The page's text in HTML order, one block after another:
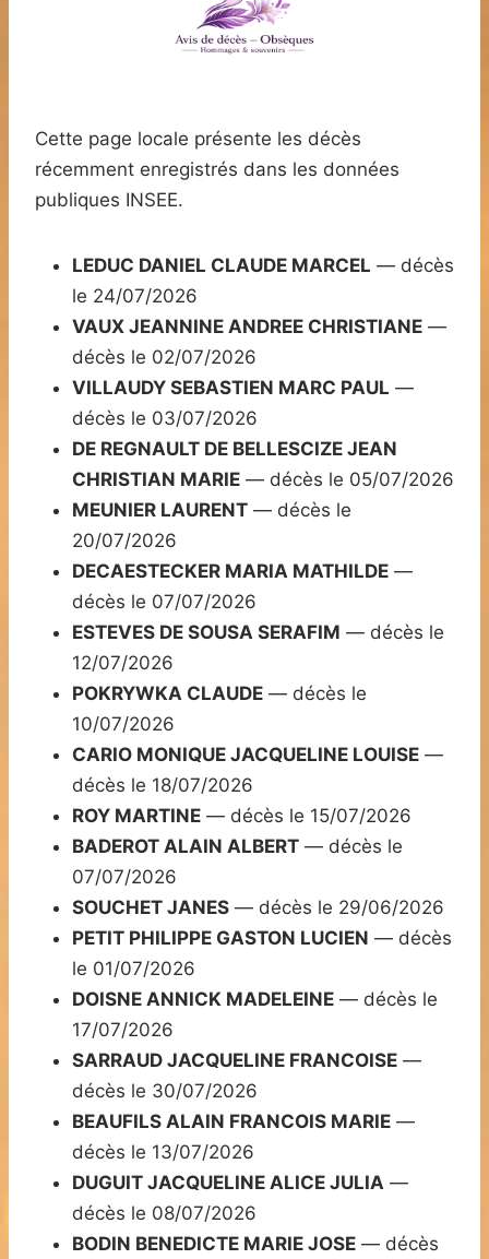
Cette page locale présente les décès
récemment enregistrés dans les données
publiques INSEE.
LEDUC DANIEL CLAUDE MARCEL — décès
le 24/07/2026
VAUX JEANNINE ANDREE CHRISTIANE —
décès le 02/07/2026
VILLAUDY SEBASTIEN MARC PAUL —
décès le 03/07/2026
DE REGNAULT DE BELLESCIZE JEAN
CHRISTIAN MARIE — décès le 05/07/2026
MEUNIER LAURENT — décès le
20/07/2026
DECAESTECKER MARIA MATHILDE —
décès le 07/07/2026
ESTEVES DE SOUSA SERAFIM — décès le
12/07/2026
POKRYWKA CLAUDE — décès le
10/07/2026
CARIO MONIQUE JACQUELINE LOUISE —
décès le 18/07/2026
ROY MARTINE — décès le 15/07/2026
BADEROT ALAIN ALBERT — décès le
07/07/2026
SOUCHET JANES — décès le 29/06/2026
PETIT PHILIPPE GASTON LUCIEN — décès
le 01/07/2026
DOISNE ANNICK MADELEINE — décès le
17/07/2026
SARRAUD JACQUELINE FRANCOISE —
décès le 30/07/2026
BEAUFILS ALAIN FRANCOIS MARIE —
décès le 13/07/2026
DUGUIT JACQUELINE ALICE JULIA —
décès le 08/07/2026
BODIN BENEDICTE MARIE JOSE — décès